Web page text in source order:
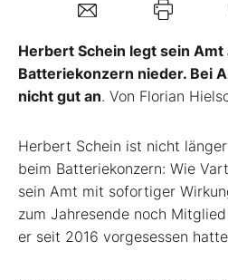
Kontakt
Herbert Schein legt sein Amt
Batteriekonzern nieder. Bei
nicht gut an. Von Florian
Herbert Schein ist nicht
beim Batteriekonzern: Wie
sein Amt mit sofortiger
zum Jahresende noch
er seit 2016 vorgesessen